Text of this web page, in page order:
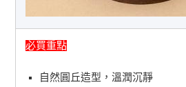
必買重點
自然圓丘造型，溫潤沉靜